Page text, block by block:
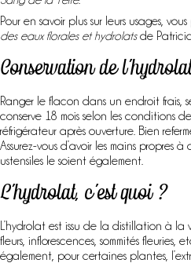
Pour en savoir plus sur leurs usages,
des eaux florales et hydrolatsde Patricia
Conservation de
Ranger le flacon dans un endroit frais,
conserve 18 mois selon les conditions
réfrigérateur après ouverture. Bien
Assurez-vous d’avoir les mains
ustensiles le soient également.
L’hydrolat, c’est quoi ?
L’hydrolat est issu de la distillation à la
fleurs, inflorescences, sommités
également, pour certaines plantes,